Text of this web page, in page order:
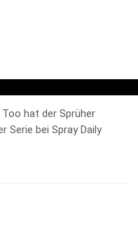
hat der Sprüher
Serie bei Spray Daily